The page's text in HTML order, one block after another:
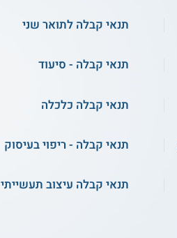
ומיקרואלקטרוניקה
תנאי קבלה לתואר שני
תנאי קבלה - סיעוד
תנאי קבלה כלכלה
תנאי קבלה - ריפוי בעיסוק
תנאי קבלה עיצוב תעשייתי